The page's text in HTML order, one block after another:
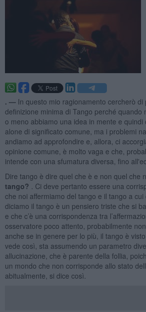
. — In questo mio ragionamento cercherò di
definizione minima di Tango perché quando
o meno abbiamo una idea in mente e quindi
alone di significato comune, ma i problemi
andiamo ad approfondire e, allora, ci
opinione comune, è molto vaga e che,
intende con una sfumatura diversa, fino
Dire tango è dire quel che è e non quel che
tango? . Ci deve pertanto essere una
che noi affermiamo del tango e il tango a cui
diciamo il tango è un pensiero triste che si
e che c’è una corrispondenza tra
osservatore poco attento, probabilmente
anche se in genere per lo più, il tango è
vede così, sta assumendo un parametro
allucinazione, che è parente della follia,
un mondo che non corrisponde allo stato
abitualmente, si dice così.